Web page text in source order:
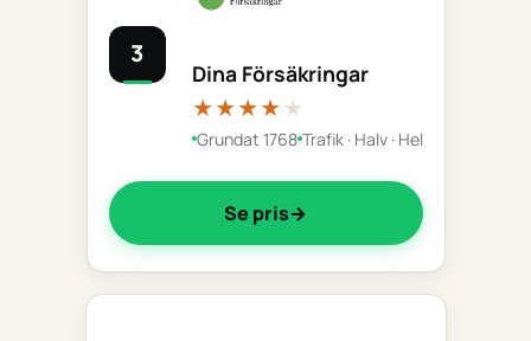
3
Dina Försäkringar
★★★★★
Grundat 1768 Trafik · Halv · Hel
Se pris